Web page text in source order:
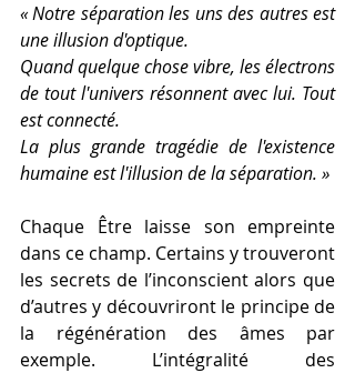
« Notre séparation les uns des autres est
une illusion d'optique.
Quand quelque chose vibre, les électrons
de tout l'univers résonnent avec lui. Tout
est connecté.
La plus grande tragédie de l'existence
humaine est l'illusion de la séparation. »
Chaque Être laisse son empreinte
dans ce champ. Certains y trouveront
les secrets de l’inconscient alors que
d’autres y découvriront le principe de
la régénération des âmes par
exemple. L’intégralité des